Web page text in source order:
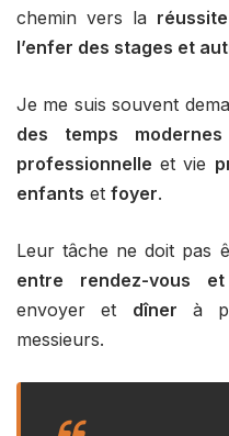
chemin vers la réussite
l’enfer des stages et
Je me suis souvent
des temps modernes
professionnelle et vie
enfants et foyer.
Leur tâche ne doit pas
entre rendez-vous
envoyer et dîner à
messieurs.